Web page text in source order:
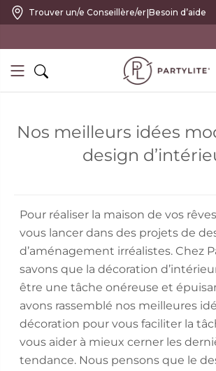
Trouver un/e Conseillère/er|Besoin d’aide
Nos meilleurs idées
design
Pour réaliser la maison de vos
vous lancer dans des projets de
d’aménagement irréalistes. Chez
savons que la décoration
être une tâche onéreuse et
avons rassemblé nos meilleures
décoration pour vous faciliter la
vous aider à mieux cerner les
tendance. Nous pensons que le